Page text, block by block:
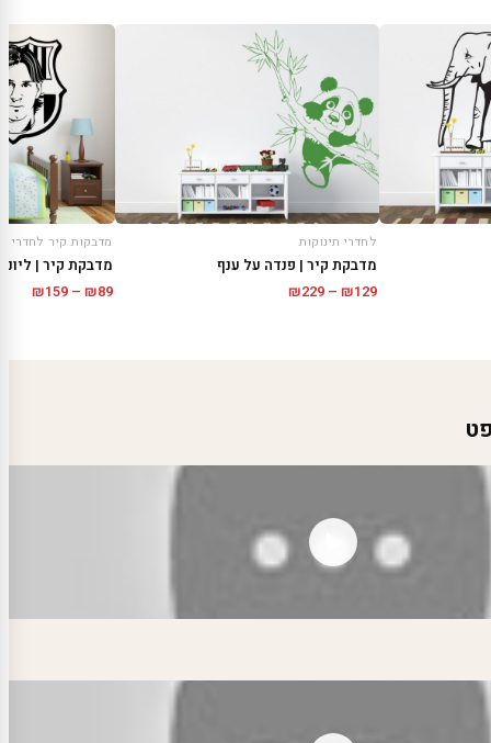
לחדרי תינוקות
מדבקת קיר | פנדה על ענף
₪129
–
₪229
טווח
מדבקות קיר לחדרי
מדבקת קיר |
₪89
–
₪159